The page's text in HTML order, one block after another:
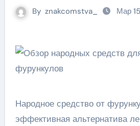
By znakcomstva_ Мар
Народное средство от
эффективная альтернатива